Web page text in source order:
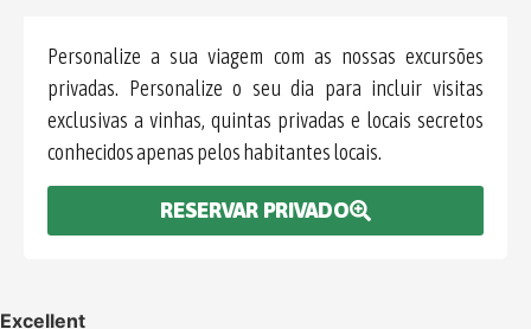
Personalize a sua viagem com as nossas excursões
privadas. Personalize o seu dia para incluir visitas
exclusivas a vinhas, quintas privadas e locais secretos
conhecidos apenas pelos habitantes locais.
RESERVAR PRIVADO
Excellent